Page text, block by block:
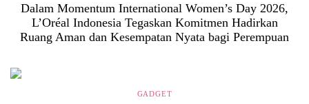
Dalam Momentum International Women’s Day 2026,
L’Oréal Indonesia Tegaskan Komitmen Hadirkan
Ruang Aman dan Kesempatan Nyata bagi Perempuan
GADGET